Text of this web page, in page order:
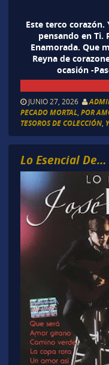
Este terco corazón.
pensando en Ti.
Enamorada. Que
Reyna de
ocasión -
JUNIO 27, 2026
PECADO MORTAL, POR
TESOROS DE COLECCIÓN,
Lo Esencial